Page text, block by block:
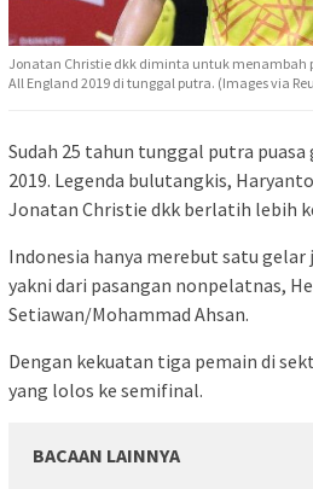
Jonatan Christie dkk diminta untuk menambah
All England 2019 di tunggal putra. (Images via
Sudah 25 tahun tunggal putra
2019. Legenda bulutangkis,
Jonatan Christie dkk berlatih lebih
Indonesia hanya merebut satu gelar
yakni dari pasangan nonpelatnas,
Setiawan/Mohammad Ahsan.
Dengan kekuatan tiga pemain di
yang lolos ke semifinal.
BACAAN LAINNYA